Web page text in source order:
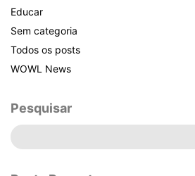
Educar
Sem categoria
Todos os posts
WOWL News
Pesquisar